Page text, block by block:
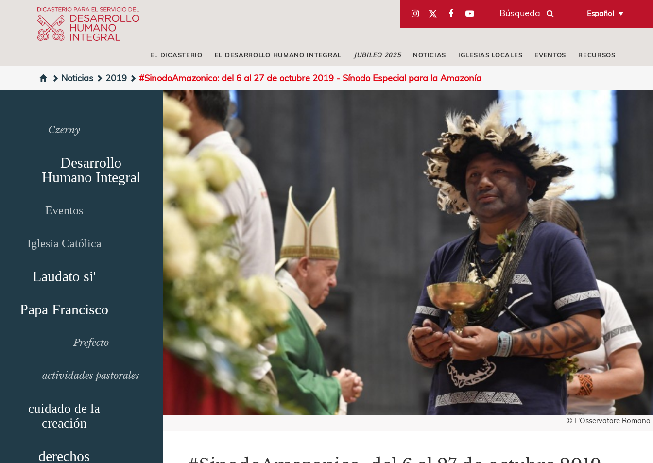
Búsqueda Español
EL DICASTERIO EL DESARROLLO HUMANO INTEGRAL JUBILEO 2025 NOTICIAS IGLESIAS LOCALES EVENTOS RECURSOS
Noticias 2019 #SinodoAmazonico: del 6 al 27 de octubre 2019 - Sínodo Especial para la Amazonía
Czerny
Desarrollo
Humano Integral
Eventos
Iglesia Católica
Laudato si'
Papa Francisco
Prefecto
actividades pastorales
cuidado de la
creación
derechos
© L'Osservatore Romano